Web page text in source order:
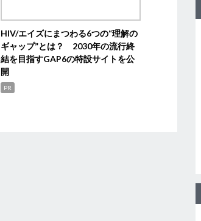
HIV/エイズにまつわる6つの“理解の
ギャップ”とは？ 2030年の流行終
結を目指すGAP6の特設サイトを公
開
PR